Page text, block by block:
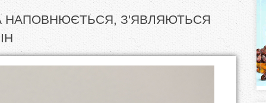
НАПОВНЮЄТЬСЯ, З'ЯВЛЯЮТЬСЯ